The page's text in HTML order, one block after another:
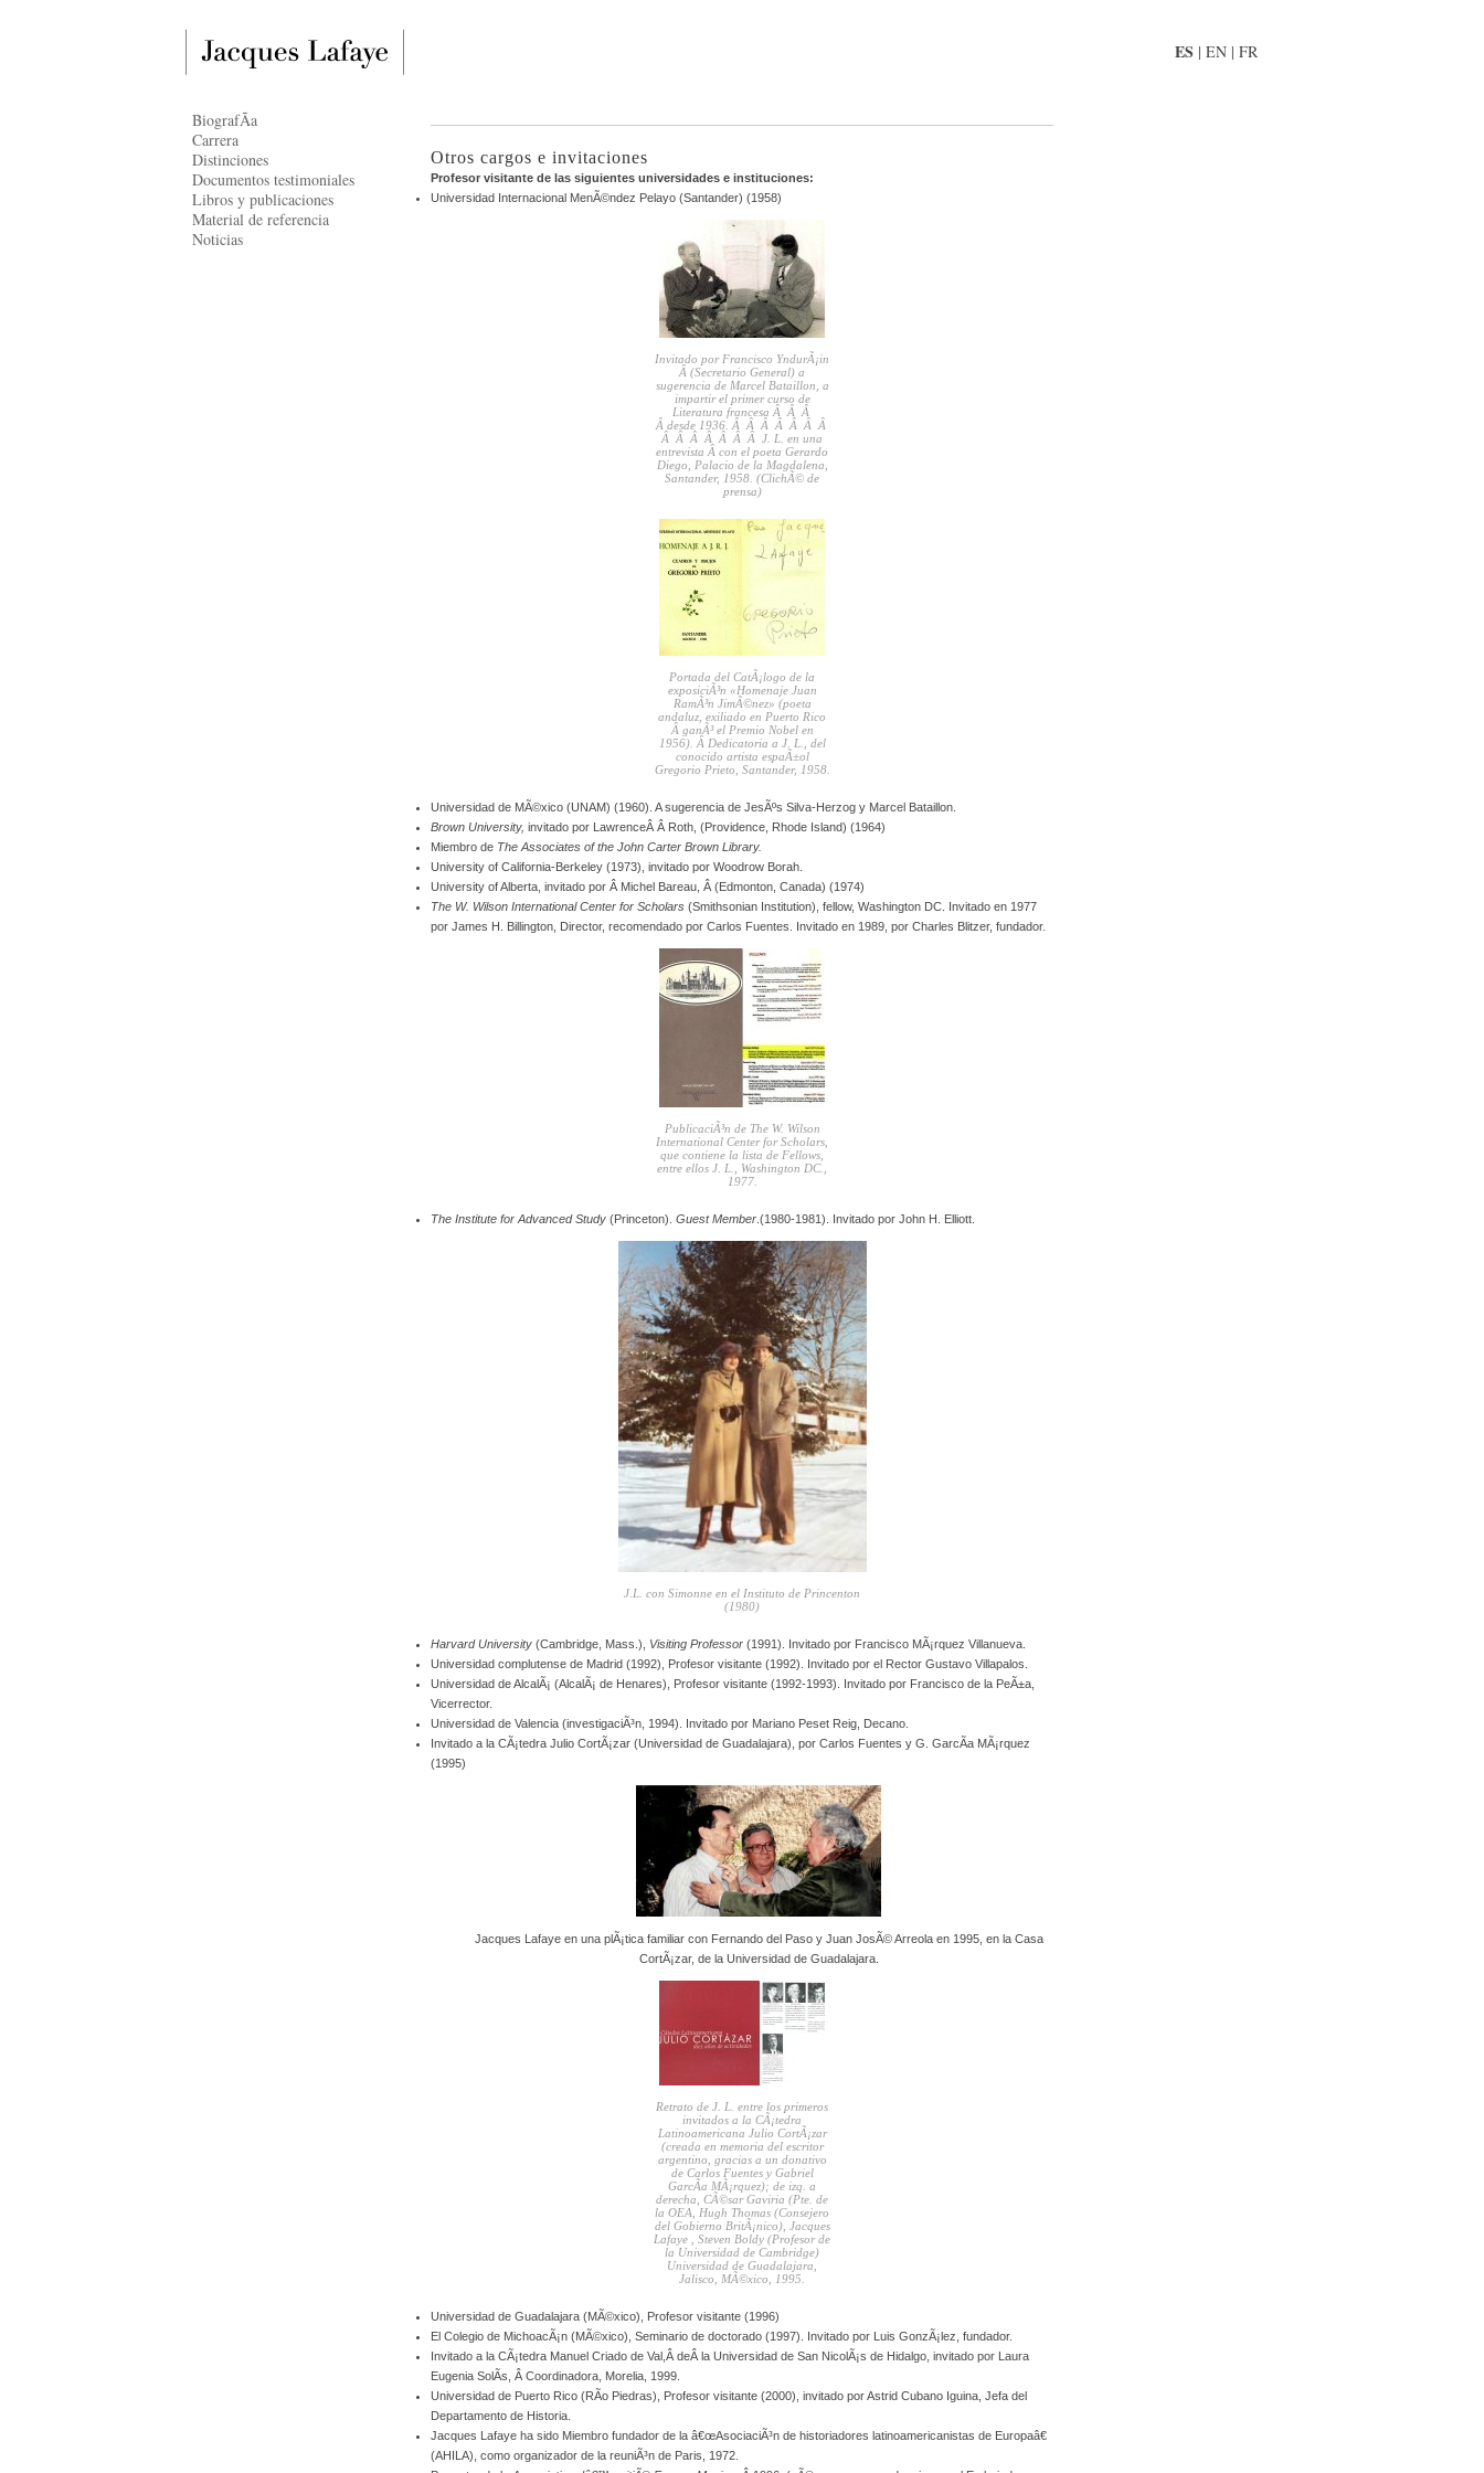
Otros cargos e invitaciones
Profesor visitante de las siguientes universidades e instituciones:
Universidad Internacional MenÃ©ndez Pelayo (Santander) (1958)
Invitado por Francisco YndurÃ¡in
Â (Secretario General) a
sugerencia de Marcel Bataillon, a
impartir el primer curso de
Literatura francesa Â Â Â
Â desde 1936. Â Â Â Â Â Â Â
Â Â Â Â Â Â Â J. L. en una
entrevista Â con el poeta Gerardo
Diego, Palacio de la Magdalena,
Santander, 1958. (ClichÃ© de
prensa)
Portada del CatÃ¡logo de la
exposiciÃ³n «Homenaje Juan
RamÃ³n JimÃ©nez» (poeta
andaluz, exiliado en Puerto Rico
Â ganÃ³ el Premio Nobel en
1956). Â Dedicatoria a J. L., del
conocido artista espaÃ±ol
Gregorio Prieto, Santander, 1958.
Universidad de MÃ©xico (UNAM) (1960). A sugerencia de JesÃºs Silva-Herzog y Marcel Bataillon.
Brown University, invitado por LawrenceÂ Â Roth, (Providence, Rhode Island) (1964)
Miembro de The Associates of the John Carter Brown Library.
University of California-Berkeley (1973), invitado por Woodrow Borah.
University of Alberta, invitado por Â Michel Bareau, Â (Edmonton, Canada) (1974)
The W. Wilson International Center for Scholars (Smithsonian Institution), fellow, Washington DC. Invitado en 1977
por James H. Billington, Director, recomendado por Carlos Fuentes. Invitado en 1989, por Charles Blitzer, fundador.
PublicaciÃ³n de The W. Wilson
International Center for Scholars,
que contiene la lista de Fellows,
entre ellos J. L., Washington DC.,
1977.
The Institute for Advanced Study (Princeton). Guest Member .(1980-1981). Invitado por John H. Elliott.
J.L. con Simonne en el Instituto de Princenton
(1980)
Harvard University (Cambridge, Mass.), Visiting Professor (1991). Invitado por Francisco MÃ¡rquez Villanueva.
Universidad complutense de Madrid (1992), Profesor visitante (1992). Invitado por el Rector Gustavo Villapalos.
Universidad de AlcalÃ¡ (AlcalÃ¡ de Henares), Profesor visitante (1992-1993). Invitado por Francisco de la PeÃ±a,
Vicerrector.
Universidad de Valencia (investigaciÃ³n, 1994). Invitado por Mariano Peset Reig, Decano.
Invitado a la CÃ¡tedra Julio CortÃ¡zar (Universidad de Guadalajara), por Carlos Fuentes y G. GarcÃ­a MÃ¡rquez
(1995)
Jacques Lafaye en una plÃ¡tica familiar con Fernando del Paso y Juan JosÃ© Arreola en 1995, en la Casa
CortÃ¡zar, de la Universidad de Guadalajara.
Retrato de J. L. entre los primeros
invitados a la CÃ¡tedra
Latinoamericana Julio CortÃ¡zar
(creada en memoria del escritor
argentino, gracias a un donativo
de Carlos Fuentes y Gabriel
GarcÃ­a MÃ¡rquez); de izq. a
derecha, CÃ©sar Gaviria (Pte. de
la OEA, Hugh Thomas (Consejero
del Gobierno BritÃ¡nico), Jacques
Lafaye , Steven Boldy (Profesor de
la Universidad de Cambridge)
Universidad de Guadalajara,
Jalisco, MÃ©xico, 1995.
Universidad de Guadalajara (MÃ©xico), Profesor visitante (1996)
El Colegio de MichoacÃ¡n (MÃ©xico), Seminario de doctorado (1997). Invitado por Luis GonzÃ¡lez, fundador.
Invitado a la CÃ¡tedra Manuel Criado de Val,Â deÂ la Universidad de San NicolÃ¡s de Hidalgo, invitado por Laura
Eugenia SolÃ­s, Â Coordinadora, Morelia, 1999.
Universidad de Puerto Rico (RÃ­o Piedras), Profesor visitante (2000), invitado por Astrid Cubano Iguina, Jefa del
Departamento de Historia.
Jacques Lafaye ha sido Miembro fundador de la â€œAsociaciÃ³n de historiadores latinoamericanistas de Europaâ€
(AHILA), como organizador de la reuniÃ³n de Paris, 1972.
BiografÃ­a
Carrera
Distinciones
Documentos testimoniales
Libros y publicaciones
Material de referencia
Noticias
ES | EN | FR